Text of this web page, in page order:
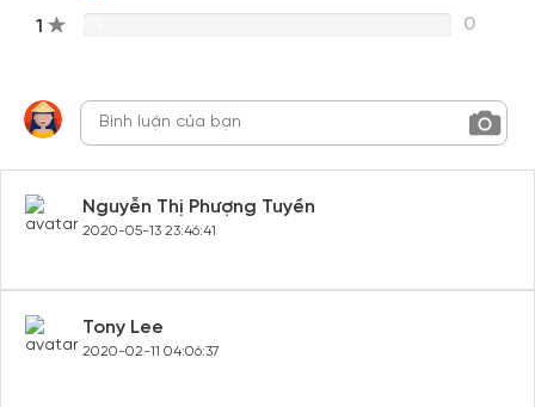
1 0
Nguyễn Thị Phượng Tuyền
2020-05-13 23:46:41
Tony Lee
2020-02-11 04:06:37